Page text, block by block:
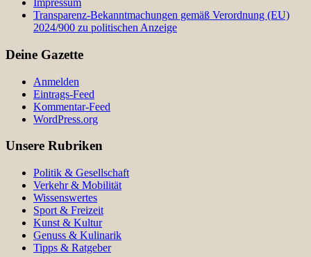
Impressum
Transparenz-Bekanntmachungen gemäß Verordnung (EU)
2024/900 zu politischen Anzeige
Deine Gazette
Anmelden
Eintrags-Feed
Kommentar-Feed
WordPress.org
Unsere Rubriken
Politik & Gesellschaft
Verkehr & Mobilität
Wissenswertes
Sport & Freizeit
Kunst & Kultur
Genuss & Kulinarik
Tipps & Ratgeber